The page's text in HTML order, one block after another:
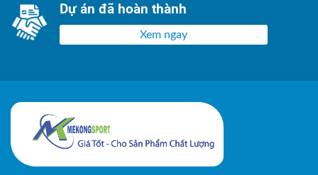
Dự án đã hoàn thành
Xem ngay